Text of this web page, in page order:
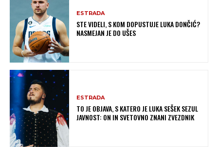
ESTRADA
STE VIDELI, S KOM DOPUSTUJE LUKA DONČIĆ?
NASMEJAN JE DO UŠES
ESTRADA
TO JE OBJAVA, S KATERO JE LUKA SEŠEK SEZUL
JAVNOST: ON IN SVETOVNO ZNANI ZVEZDNIK